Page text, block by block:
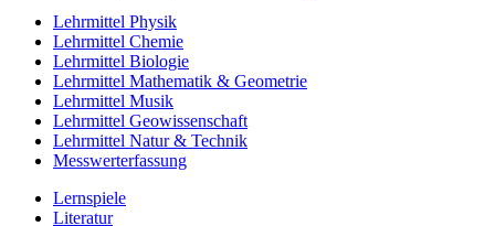
Lehrmittel Physik
Lehrmittel Chemie
Lehrmittel Biologie
Lehrmittel Mathematik & Geometrie
Lehrmittel Musik
Lehrmittel Geowissenschaft
Lehrmittel Natur & Technik
Messwerterfassung
Lernspiele
Literatur